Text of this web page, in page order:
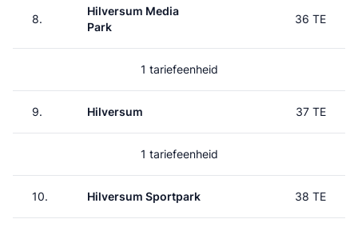
8.
Hilversum Media
Park
36 TE
1 tariefeenheid
9. Hilversum 37 TE
1 tariefeenheid
10. Hilversum Sportpark 38 TE